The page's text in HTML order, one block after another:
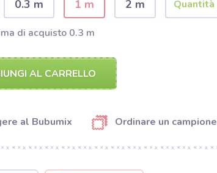
0.3 m 1 m 2 m
di acquisto 0.3 m
AL CARRELLO
al Bubumix Ordinare un campione